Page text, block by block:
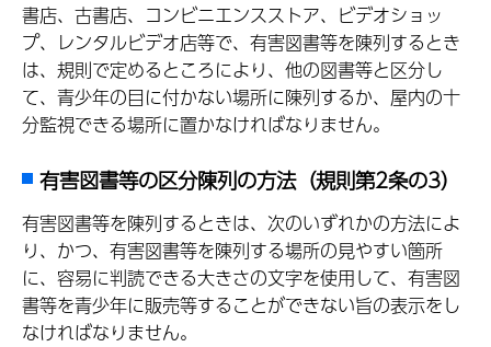
書店、古書店、コンビニエンスストア、ビデオショッ
プ、レンタルビデオ店等で、有害図書等を陳列するとき
は、規則で定めるところにより、他の図書等と区分し
て、青少年の目に付かない場所に陳列するか、屋内の十
分監視できる場所に置かなければなりません。
有害図書等の区分陳列の方法（規則第2条の3）
有害図書等を陳列するときは、次のいずれかの方法によ
り、かつ、有害図書等を陳列する場所の見やすい箇所
に、容易に判読できる大きさの文字を使用して、有害図
書等を青少年に販売等することができない旨の表示をし
なければなりません。